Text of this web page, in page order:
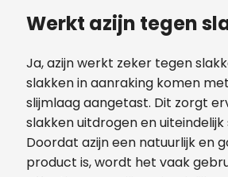
Werkt azijn tegen
Ja, azijn werkt zeker tegen
slakken in aanraking komen
slijmlaag aangetast. Dit zorgt
slakken uitdrogen en uiteindelijk
Doordat azijn een natuurlijk en
product is, wordt het vaak